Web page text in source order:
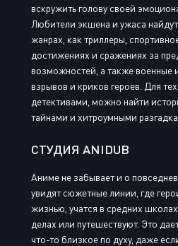
вскружить голову своей
Любители экшена и ужаса
жанрах, как триллеры,
достижениях и сражениях за
возможностей, а также военные
взрывов и криков героев. Для
детективами, можно найти
тайнами и хитроумными
СТУДИЯ ANIDUB
Аниме не забывает и о
увидят сюжетные линии, где
жизнью, учатся в средних
делах или путешествуют. Это
что-то близкое по духу, даже